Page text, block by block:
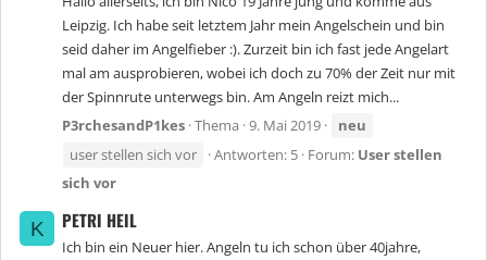
Leipzig. Ich habe seit letztem Jahr mein Angelschein und bin
seid daher im Angelfieber :). Zurzeit bin ich fast jede Angelart
mal am ausprobieren, wobei ich doch zu 70% der Zeit nur mit
der Spinnrute unterwegs bin. Am Angeln reizt mich...
P3rchesandP1kes Thema 9. Mai 2019
neu
user stellen sich vor
Antworten: 5 Forum: User stellen
sich vor
K PETRI HEIL
Ich bin ein Neuer hier. Angeln tu ich schon über 40jahre,